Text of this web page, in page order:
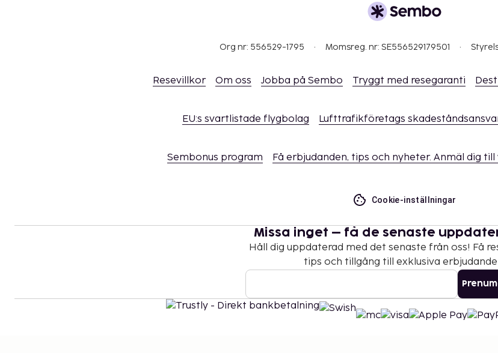
Org nr: 556529-1795 Momsreg. nr: SE556529179501
Resevillkor Om oss Jobba på Sembo Tryggt med resegaranti
EU:s svartlistade flygbolag Lufttrafikföretags
Sembonus program Få erbjudanden, tips och nyheter. Anmäl dig
Cookie-inställningar
Missa inget – få de senaste
Håll dig uppdaterad med det senaste från oss! Få
tips och tillgång till exklusiva